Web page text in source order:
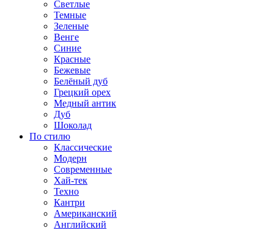
Светлые
Темные
Зеленые
Венге
Синие
Красные
Бежевые
Белёный дуб
Грецкий орех
Медный антик
Дуб
Шоколад
По стилю
Классические
Модерн
Современные
Хай-тек
Техно
Кантри
Американский
Английский